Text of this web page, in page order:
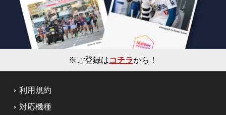
※ご登録はコチラから！
利用規約
対応機種